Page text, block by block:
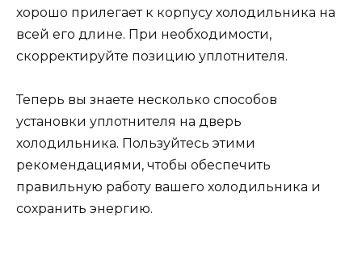
хорошо прилегает к корпусу холодильника на
всей его длине. При необходимости,
скорректируйте позицию уплотнителя.
Теперь вы знаете несколько способов
установки уплотнителя на дверь
холодильника. Пользуйтесь этими
рекомендациями, чтобы обеспечить
правильную работу вашего холодильника и
сохранить энергию.